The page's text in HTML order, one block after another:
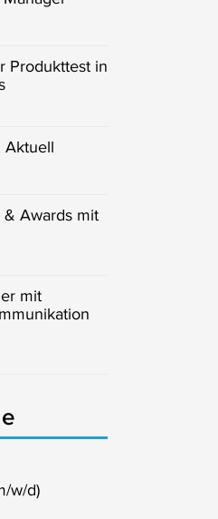
Produkttest in
Aktuell
& Awards mit
mit
w/d)